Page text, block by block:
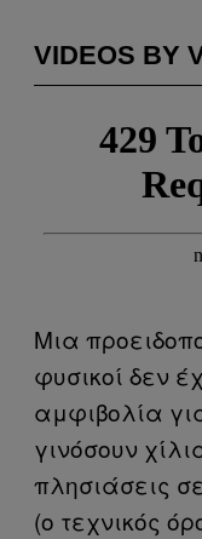
VIDEOS BY
Μια
φυσικοί δεν
αμφιβολία
γινόσουν
πλησιάσεις
(ο τεχνικός